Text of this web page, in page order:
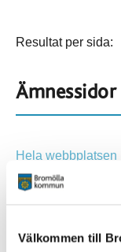
Välkommen till
Resultat per sida:
Ämnessidor
Hela webbplatsen